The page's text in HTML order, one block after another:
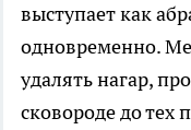
выступает как
одновременно.
удалять нагар,
сковороде до тех